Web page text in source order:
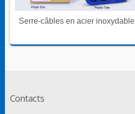
Serre-câbles en acier inoxydable
Contacts